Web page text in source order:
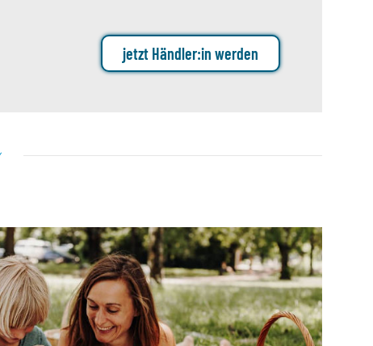
jetzt Händler:in werden